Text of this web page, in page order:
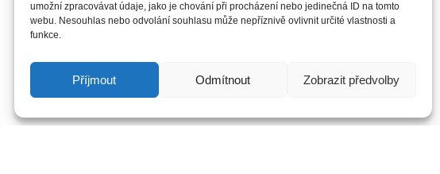
umožní zpracovávat údaje, jako je chování při procházení nebo jedinečná ID na tomto
webu. Nesouhlas nebo odvolání souhlasu může nepříznivě ovlivnit určité vlastnosti a
funkce.
Příjmout Odmítnout Zobrazit předvolby